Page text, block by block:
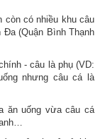
còn có nhiều khu câu
(Quận Bình Thạnh
- câu là phụ (VD:
nhưng câu cá là
ăn uống vừa câu cá